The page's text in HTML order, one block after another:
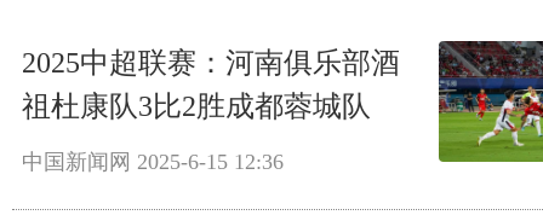
2025中超联赛：河南俱乐部酒
祖杜康队3比2胜成都蓉城队
中国新闻网 2025-6-15 12:36